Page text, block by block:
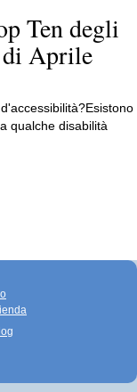
Ten degli
Aprile
qualche disabilità